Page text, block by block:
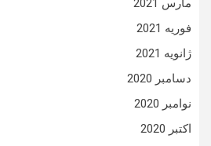
مارس 2021
فوریه 2021
ژانویه 2021
دسامبر 2020
نوامبر 2020
اکتبر 2020